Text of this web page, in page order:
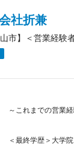
社折兼
山市】＜営業経
～これまでの営業
＜最終学歴＞大学